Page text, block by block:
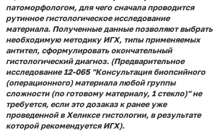
патоморфологом, для чего сначала проводится
рутинное гистологическое исследование
материала. Полученные данные позволяют выбрать
необходимую методику ИГХ, типы применяемых
антител, сформулировать окончательный
гистологический диагноз. (Предварительное
исследование 12-065 "Консультация биопсийного
(операционного) материала любой группы
сложности (по готовому материалу, 1 стекло)" не
требуется, если это дозаказ к ранее уже
проведенной в Хеликсе гистологии, в результате
которой рекомендуется ИГХ).